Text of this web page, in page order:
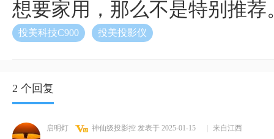
想要家用，那么不是特别推荐
投美科技C900 投美投影仪
2 个回复
启明灯 神仙级投影控 发表于 2025-01-15 来自江西